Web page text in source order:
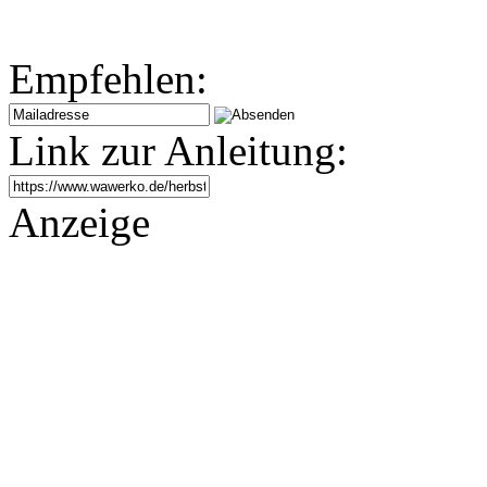
Empfehlen:
Link zur Anleitung:
Anzeige